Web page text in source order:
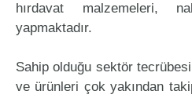
hırdavat malzemeleri,
yapmaktadır.
Sahip olduğu sektör
ve ürünleri çok yakından